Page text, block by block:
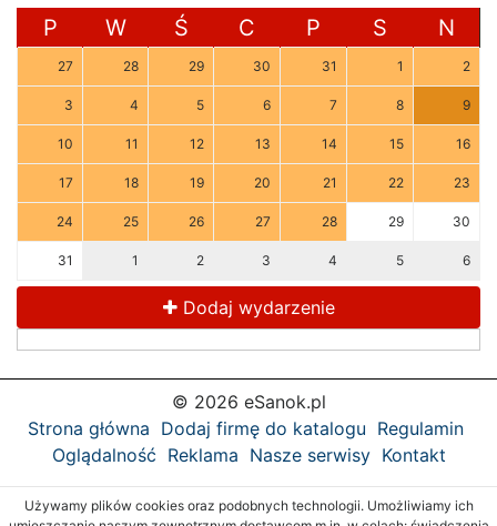
P W Ś C P S N
27 28 29 30 31 1 2
3 4 5 6 7 8 9
10 11 12 13 14 15 16
17 18 19 20 21 22 23
24 25 26 27 28 29 30
31 1 2 3 4 5 6
Dodaj wydarzenie
© 2026 eSanok.pl
Strona główna Dodaj firmę do katalogu Regulamin
Oglądalność Reklama Nasze serwisy Kontakt
Używamy plików cookies oraz podobnych technologii. Umożliwiamy ich